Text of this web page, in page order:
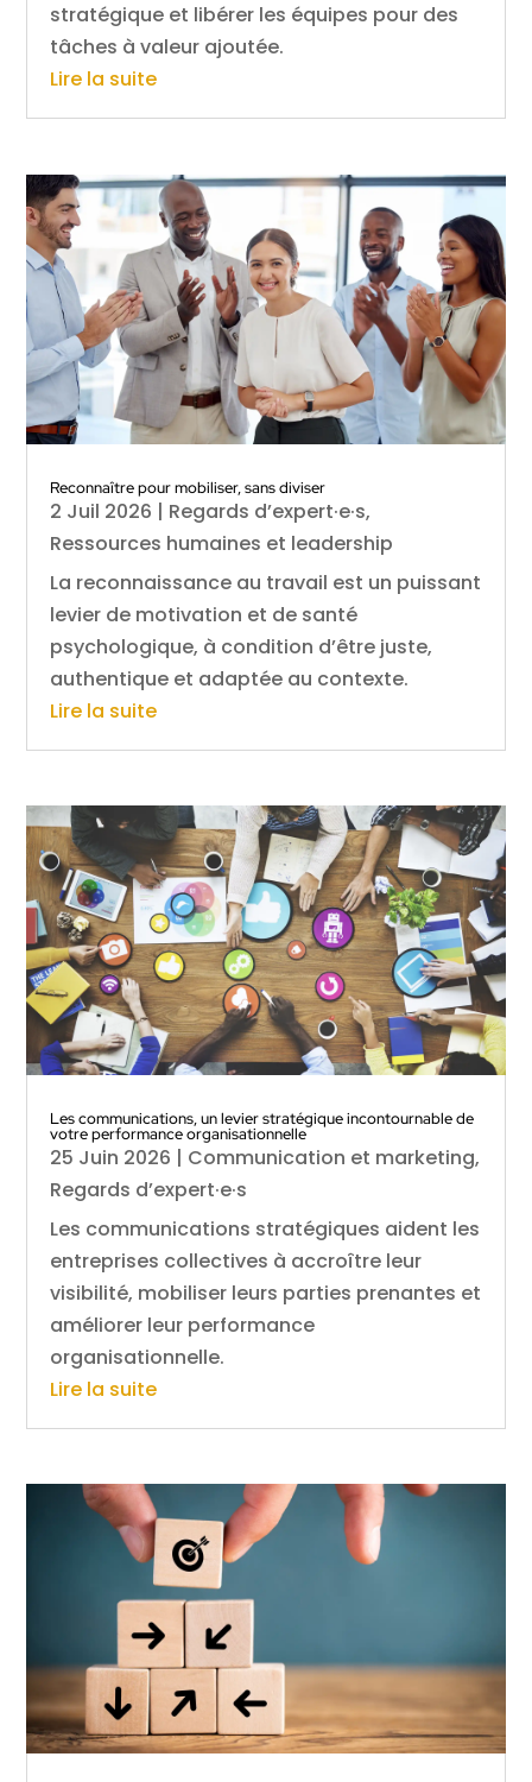
stratégique et libérer les équipes pour des
tâches à valeur ajoutée.
Lire la suite
Reconnaître pour mobiliser, sans diviser
2 Juil 2026 | Regards d’expert·e·s,
Ressources humaines et leadership
La reconnaissance au travail est un puissant
levier de motivation et de santé
psychologique, à condition d’être juste,
authentique et adaptée au contexte.
Lire la suite
Les communications, un levier stratégique incontournable de
votre performance organisationnelle
25 Juin 2026 | Communication et marketing,
Regards d’expert·e·s
Les communications stratégiques aident les
entreprises collectives à accroître leur
visibilité, mobiliser leurs parties prenantes et
améliorer leur performance
organisationnelle.
Lire la suite